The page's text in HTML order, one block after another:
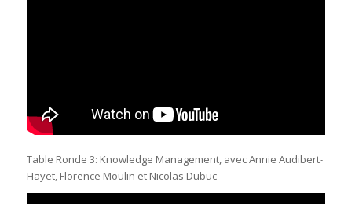
Table Ronde 3: Knowledge Management, avec Annie Audibert-
Hayet, Florence Moulin et Nicolas Dubuc